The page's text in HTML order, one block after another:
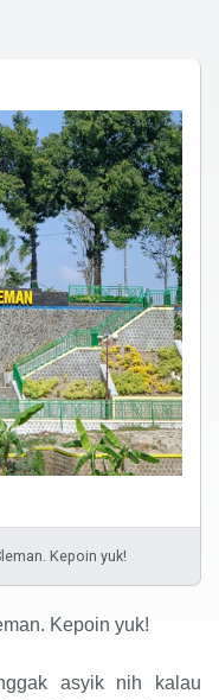
Kepoin yuk!
Kepoin yuk!
asyik nih kalau